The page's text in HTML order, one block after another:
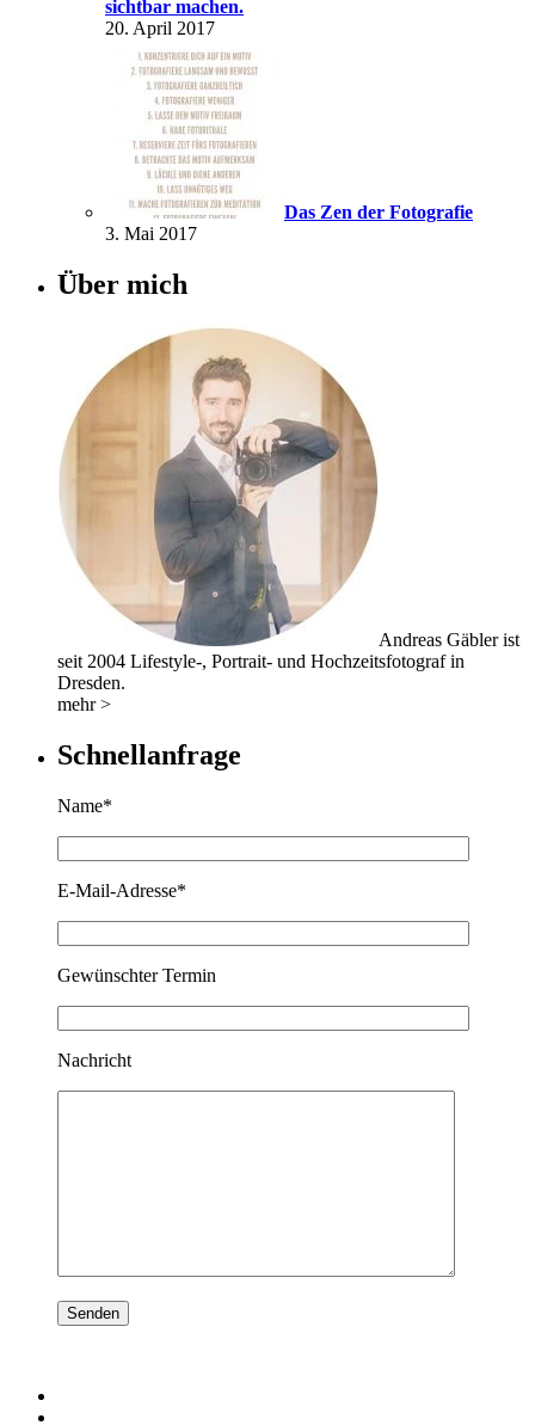
sichtbar machen.
20. April 2017
Das Zen der Fotografie
3. Mai 2017
Über mich
Andreas Gäbler ist
seit 2004 Lifestyle-, Portrait- und Hochzeitsfotograf in
Dresden.
mehr >
Schnellanfrage
Name*
E-Mail-Adresse*
Gewünschter Termin
Nachricht